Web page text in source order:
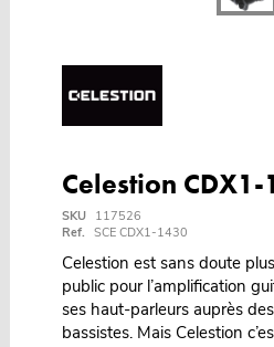
Celestion
SKU
117526
Ref. SCE CDX1-1430
Celestion est sans doute
public pour l’amplification
ses haut-parleurs auprès
bassistes. Mais Celestion